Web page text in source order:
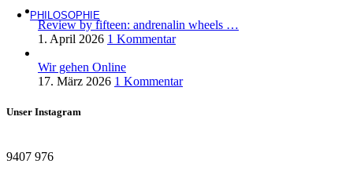
PHILOSOPHIE
Review by fifteen: andrenalin wheels …
1. April 2026 1 Kommentar
Wir gehen Online
17. März 2026 1 Kommentar
Unser Instagram
9407 976